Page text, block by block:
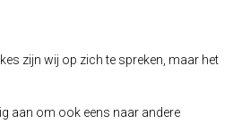
zijn wij op zich te spreken, maar het
aan om ook eens naar andere